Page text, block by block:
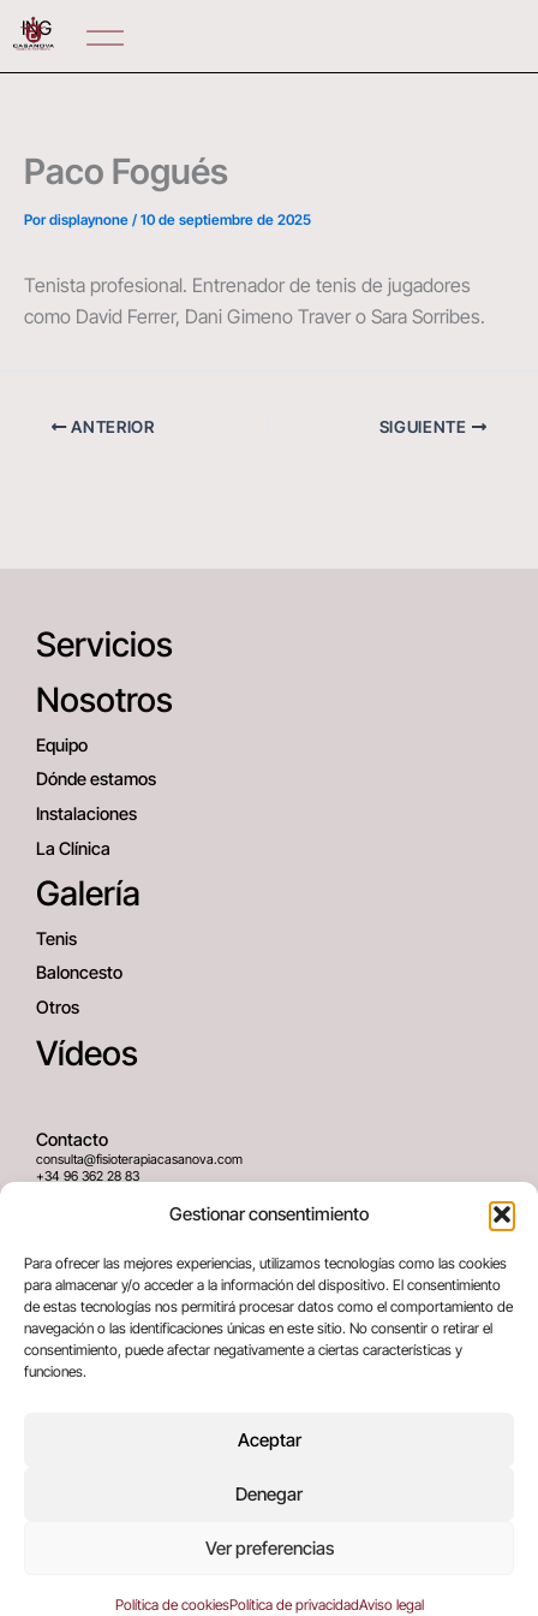
Gestionar consentimiento
Para ofrecer las mejores experiencias, utilizamos tecnologías como las cookies
para almacenar y/o acceder a la información del dispositivo. El consentimiento
de estas tecnologías nos permitirá procesar datos como el comportamiento de
navegación o las identificaciones únicas en este sitio. No consentir o retirar el
consentimiento, puede afectar negativamente a ciertas características y
funciones.
Aceptar
Denegar
Ver preferencias
Política de cookiesPolítica de privacidadAviso legal
contenido
ING
Paco Fogués
Pordisplaynone / 10 de septiembre de 2025
Tenista profesional. Entrenador de tenis de jugadores
como David Ferrer, Dani Gimeno Traver o Sara Sorribes.
ANTERIOR SIGUIENTE
Servicios
Nosotros
Equipo
Dónde estamos
Instalaciones
La Clínica
Galería
Tenis
Baloncesto
Otros
Vídeos
Contacto
consulta@fisioterapiacasanova.com
+34 96 362 28 83
Dirección
C/ Greses Nº12 (Bajo) 46020
Valencia, España
Términos legales